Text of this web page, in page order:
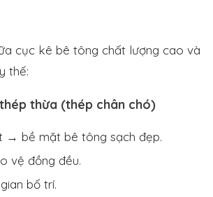
cục kê bê tông chất lượng cao và
thế:
thừa (thép chân chó)
→ bề mặt bê tông sạch đẹp.
vệ đồng đều.
bố trí.